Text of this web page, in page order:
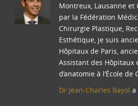
Montreux, Lausanne et
par la Fédération
Chirurgie Plastique,
Esthétique, je suis
Hôpitaux de Paris,
Assistant des Hôpitaux
d’anatomie à l’École
Dr Jean-Charles Bayol a